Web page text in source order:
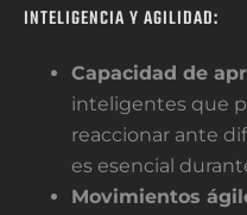
INTELIGENCIA Y AGILIDAD:
Capacidad de
inteligentes que
reaccionar ante
es esencial
Movimientos